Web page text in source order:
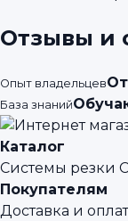
Отзывы и
Опыт владельцев
База знаний
Каталог
Системы резки
Покупателям
Доставка и